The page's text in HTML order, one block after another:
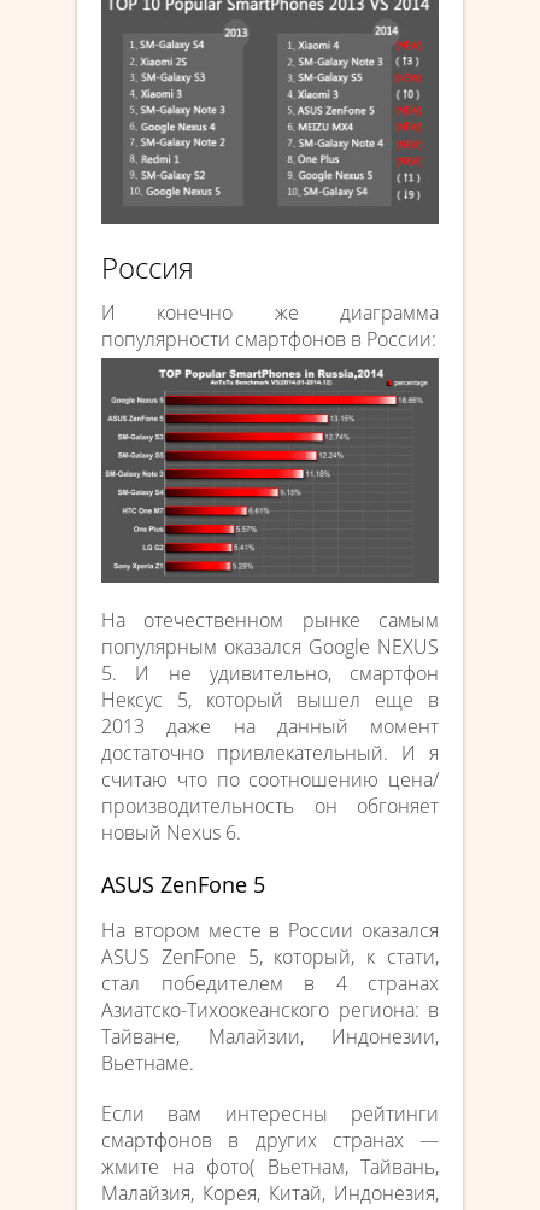
Россия
И конечно же диаграмма
популярности смартфонов в России:
На отечественном рынке самым
популярным оказался Google NEXUS
5. И не удивительно, смартфон
Нексус 5, который вышел еще в
2013 даже на данный момент
достаточно привлекательный. И я
считаю что по соотношению цена/
производительность он обгоняет
новый Nexus 6.
ASUS ZenFone 5
На втором месте в России оказался
ASUS ZenFone 5, который, к стати,
стал победителем в 4 странах
Азиатско-Тихоокеанского региона: в
Тайване, Малайзии, Индонезии,
Вьетнаме.
Если вам интересны рейтинги
смартфонов в других странах —
жмите на фото( Вьетнам, Тайвань,
Малайзия, Корея, Китай, Индонезия,